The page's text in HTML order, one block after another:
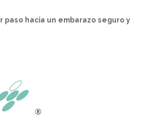
paso hacia un embarazo seguro y